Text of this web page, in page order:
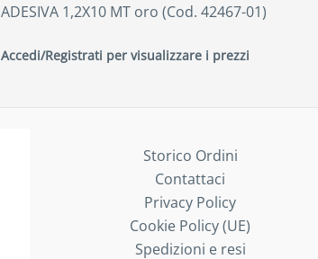
ADESIVA 1,2X10 MT oro (Cod. 42467-01)
Accedi/Registrati per visualizzare i prezzi
Storico Ordini
Contattaci
Privacy Policy
Cookie Policy (UE)
Spedizioni e resi